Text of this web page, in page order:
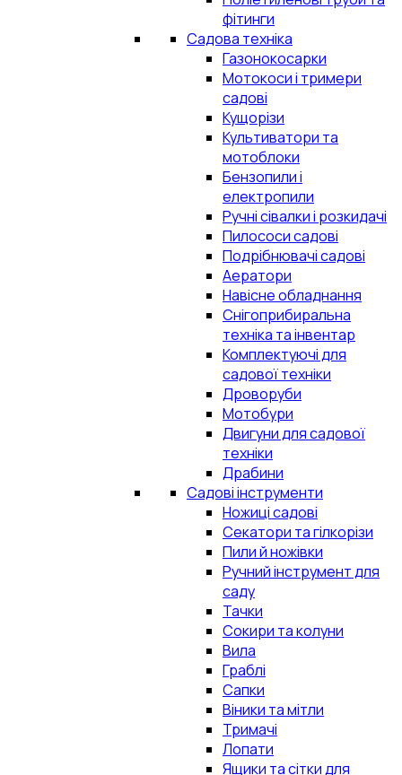
фітинги
Садова техніка
Газонокосарки
Мотокоси і тримери
садові
Кущорізи
Культиватори та
мотоблоки
Бензопили і
електропили
Ручні сівалки і розкидачі
Пилососи садові
Подрібнювачі садові
Аератори
Навісне обладнання
Снігоприбиральна
техніка та інвентар
Комплектуючі для
садової техніки
Дроворуби
Мотобури
Двигуни для садової
техніки
Драбини
Садові інструменти
Ножиці садові
Секатори та гілкорізи
Пили й ножівки
Ручний інструмент для
саду
Тачки
Сокири та колуни
Вила
Граблі
Сапки
Віники та мітли
Тримачі
Лопати
Ящики та сітки для